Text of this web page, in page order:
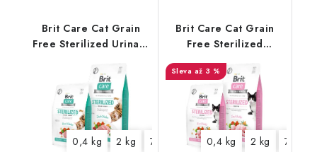
Brit Care Cat Grain
Free Sterilized Urinary
0,4 kg 2 kg 7 kg
Brit Care Cat Grain
Free Sterilized
Sensitive
až 3 %
0,4 kg 2 kg 7 kg